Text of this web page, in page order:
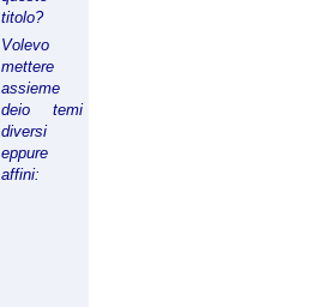
titolo?
Volevo
mettere
assieme
deio temi
diversi
eppure
affini: